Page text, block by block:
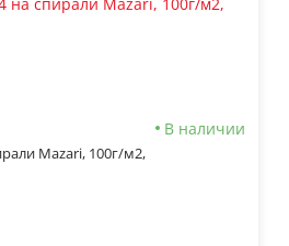
В наличии
Mazari, 100г/м2,